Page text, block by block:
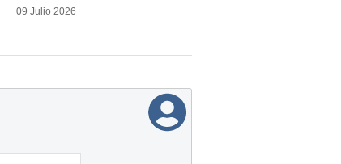
09 Julio 2026